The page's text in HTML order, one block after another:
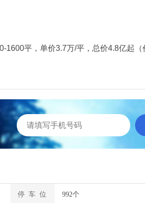
平，单价3.7万/平，总价4.8亿起（
停 车 位 992个